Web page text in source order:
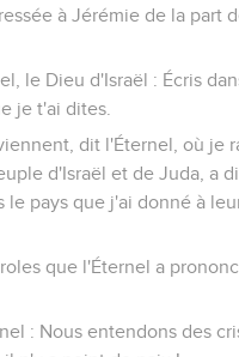
à Jérémie de la part
le Dieu d'Israël : Écris
je t'ai dites.
dit l'Éternel, où je
d'Israël et de Juda, a
le pays que j'ai donné à
que l'Éternel a
: Nous entendons des